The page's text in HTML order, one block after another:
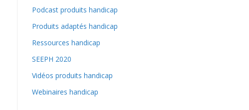
Podcast produits handicap
Produits adaptés handicap
Ressources handicap
SEEPH 2020
Vidéos produits handicap
Webinaires handicap